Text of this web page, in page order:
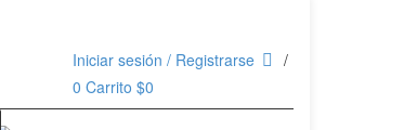
Iniciar sesión / Registrarse
0 Carrito $0